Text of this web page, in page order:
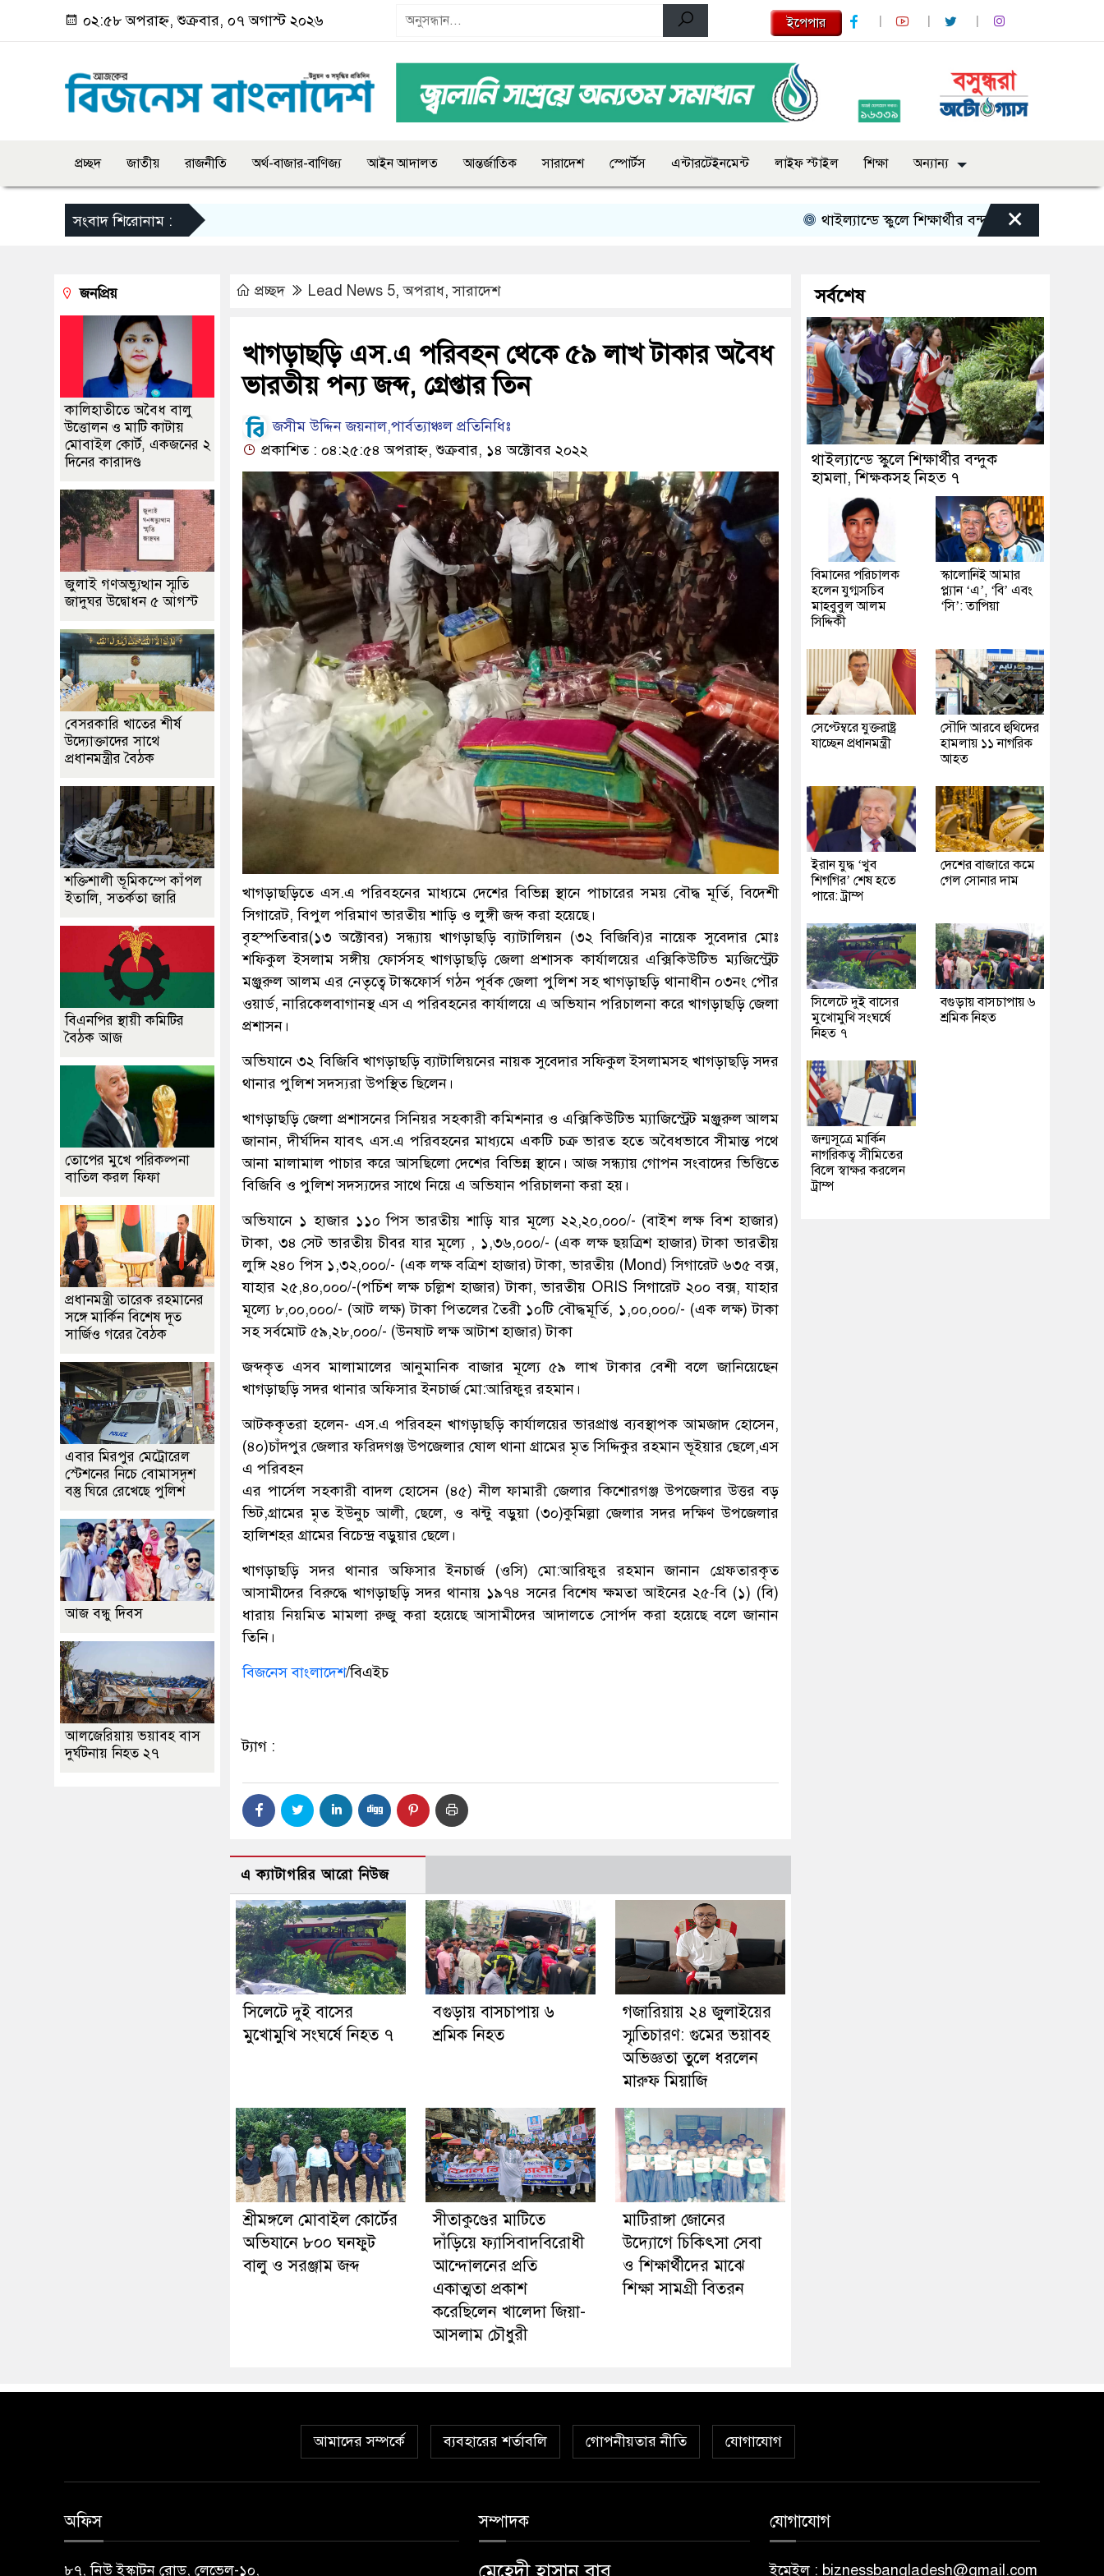
০২:৫৮ অপরাহ্ন, শুক্রবার, ০৭ অগাস্ট ২০২৬ ইপেপার
প্রচ্ছদ জাতীয় রাজনীতি অর্থ-বাজার-বাণিজ্য আইন আদালত আন্তর্জাতিক সারাদেশ স্পোর্টস এন্টারটেইনমেন্ট লাইফ স্টাইল শিক্ষা অন্যান্য
সংবাদ শিরোনাম : থাইল্যান্ডে স্কুলে শিক্ষার্থীর বন্দুক হামলা, শিক্ষকসহ নিহত ৭
×
প্রচ্ছদ Lead News 5,অপরাধ,সারাদেশ
খাগড়াছড়ি এস.এ পরিবহন থেকে ৫৯ লাখ টাকার অবৈধ
ভারতীয় পন্য জব্দ, গ্রেপ্তার তিন
জসীম উদ্দিন জয়নাল,পার্বত্যাঞ্চল প্রতিনিধিঃ
প্রকাশিত : ০৪:২৫:৫৪ অপরাহ্ন, শুক্রবার, ১৪ অক্টোবর ২০২২
খাগড়াছড়িতে এস.এ পরিবহনের মাধ্যমে দেশের বিভিন্ন স্থানে পাচারের সময় বৌদ্ধ মূর্তি, বিদেশী
সিগারেট, বিপুল পরিমাণ ভারতীয় শাড়ি ও লুঙ্গী জব্দ করা হয়েছে।
বৃহস্পতিবার(১৩ অক্টোবর) সন্ধ্যায় খাগড়াছড়ি ব্যাটালিয়ন (৩২ বিজিবি)র নায়েক সুবেদার মোঃ
শফিকুল ইসলাম সঙ্গীয় ফোর্সসহ খাগড়াছড়ি জেলা প্রশাসক কার্যালয়ের এক্সিকিউটিভ ম্যজিস্ট্রেট
মঞ্জুরুল আলম এর নেতৃত্বে টাস্কফোর্স গঠন পূর্বক জেলা পুলিশ সহ খাগড়াছড়ি থানাধীন ০৩নং পৌর
ওয়ার্ড, নারিকেলবাগানস্থ এস এ পরিবহনের কার্যালয়ে এ অভিযান পরিচালনা করে খাগড়াছড়ি জেলা
প্রশাসন।
অভিযানে ৩২ বিজিবি খাগড়াছড়ি ব্যাটালিয়নের নায়ক সুবেদার সফিকুল ইসলামসহ খাগড়াছড়ি সদর
থানার পুলিশ সদস্যরা উপস্থিত ছিলেন।
খাগড়াছড়ি জেলা প্রশাসনের সিনিয়র সহকারী কমিশনার ও এক্সিকিউটিভ ম্যাজিস্ট্রেট মঞ্জুরুল আলম
জানান, দীর্ঘদিন যাবৎ এস.এ পরিবহনের মাধ্যমে একটি চক্র ভারত হতে অবৈধভাবে সীমান্ত পথে
আনা মালামাল পাচার করে আসছিলো দেশের বিভিন্ন স্থানে। আজ সন্ধ্যায় গোপন সংবাদের ভিত্তিতে
বিজিবি ও পুলিশ সদস্যদের সাথে নিয়ে এ অভিযান পরিচালনা করা হয়।
অভিযানে ১ হাজার ১১০ পিস ভারতীয় শাড়ি যার মূল্যে ২২,২০,০০০/- (বাইশ লক্ষ বিশ হাজার)
টাকা, ৩৪ সেট ভারতীয় চীবর যার মূল্যে , ১,৩৬,০০০/- (এক লক্ষ ছয়ত্রিশ হাজার) টাকা ভারতীয়
লুঙ্গি ২৪০ পিস ১,৩২,০০০/- (এক লক্ষ বত্রিশ হাজার) টাকা, ভারতীয় (Mond) সিগারেট ৬৩৫ বক্স,
যাহার ২৫,৪০,০০০/-(পচিঁশ লক্ষ চল্লিশ হাজার) টাকা, ভারতীয় ORIS সিগারেট ২০০ বক্স, যাহার
মূল্যে ৮,০০,০০০/- (আট লক্ষ) টাকা পিতলের তৈরী ১০টি বৌদ্ধমূর্তি, ১,০০,০০০/- (এক লক্ষ) টাকা
সহ সর্বমোট ৫৯,২৮,০০০/- (উনষাট লক্ষ আটাশ হাজার) টাকা
জব্দকৃত এসব মালামালের আনুমানিক বাজার মূল্যে ৫৯ লাখ টাকার বেশী বলে জানিয়েছেন
খাগড়াছড়ি সদর থানার অফিসার ইনচার্জ মো:আরিফুর রহমান।
আটককৃতরা হলেন- এস.এ পরিবহন খাগড়াছড়ি কার্যালয়ের ভারপ্রাপ্ত ব্যবস্থাপক আমজাদ হোসেন,
(৪০)চাঁদপুর জেলার ফরিদগঞ্জ উপজেলার ষোল থানা গ্রামের মৃত সিদ্দিকুর রহমান ভূইয়ার ছেলে,এস
এ পরিবহন
এর পার্সেল সহকারী বাদল হোসেন (৪৫) নীল ফামারী জেলার কিশোরগঞ্জ উপজেলার উত্তর বড়
ভিট,গ্রামের মৃত ইউনুচ আলী, ছেলে, ও ঝন্টু বড়ুয়া (৩০)কুমিল্লা জেলার সদর দক্ষিণ উপজেলার
হালিশহর গ্রামের বিচেন্দ্র বড়ুয়ার ছেলে।
খাগড়াছড়ি সদর থানার অফিসার ইনচার্জ (ওসি) মো:আরিফুর রহমান জানান গ্রেফতারকৃত
আসামীদের বিরুদ্ধে খাগড়াছড়ি সদর থানায় ১৯৭৪ সনের বিশেষ ক্ষমতা আইনের ২৫-বি (১) (বি)
ধারায় নিয়মিত মামলা রুজু করা হয়েছে আসামীদের আদালতে সোর্পদ করা হয়েছে বলে জানান
তিনি।
বিজনেস বাংলাদেশ/বিএইচ
ট্যাগ :
এ ক্যাটাগরির আরো নিউজ
সিলেটে দুই বাসের
মুখোমুখি সংঘর্ষে নিহত ৭
বগুড়ায় বাসচাপায় ৬
শ্রমিক নিহত
গজারিয়ায় ২৪ জুলাইয়ের
স্মৃতিচারণ: গুমের ভয়াবহ
অভিজ্ঞতা তুলে ধরলেন
মারুফ মিয়াজি
শ্রীমঙ্গলে মোবাইল কোর্টের
অভিযানে ৮০০ ঘনফুট
বালু ও সরঞ্জাম জব্দ
সীতাকুণ্ডের মাটিতে
দাঁড়িয়ে ফ্যাসিবাদবিরোধী
আন্দোলনের প্রতি
একাত্মতা প্রকাশ
করেছিলেন খালেদা জিয়া-
আসলাম চৌধুরী
মাটিরাঙ্গা জোনের
উদ্যোগে চিকিৎসা সেবা
ও শিক্ষার্থীদের মাঝে
শিক্ষা সামগ্রী বিতরন
জনপ্রিয়
কালিহাতীতে অবৈধ বালু
উত্তোলন ও মাটি কাটায়
মোবাইল কোর্ট, একজনের ২
দিনের কারাদণ্ড
জুলাই গণঅভ্যুত্থান স্মৃতি
জাদুঘর উদ্বোধন ৫ আগস্ট
বেসরকারি খাতের শীর্ষ
উদ্যোক্তাদের সাথে
প্রধানমন্ত্রীর বৈঠক
শক্তিশালী ভূমিকম্পে কাঁপল
ইতালি, সতর্কতা জারি
বিএনপির স্থায়ী কমিটির
বৈঠক আজ
তোপের মুখে পরিকল্পনা
বাতিল করল ফিফা
প্রধানমন্ত্রী তারেক রহমানের
সঙ্গে মার্কিন বিশেষ দূত
সার্জিও গরের বৈঠক
এবার মিরপুর মেট্রোরেল
স্টেশনের নিচে বোমাসদৃশ
বস্তু ঘিরে রেখেছে পুলিশ
আজ বন্ধু দিবস
আলজেরিয়ায় ভয়াবহ বাস
দুর্ঘটনায় নিহত ২৭
সর্বশেষ
থাইল্যান্ডে স্কুলে শিক্ষার্থীর বন্দুক
হামলা, শিক্ষকসহ নিহত ৭
বিমানের পরিচালক
হলেন যুগ্মসচিব
মাহবুবুল আলম
সিদ্দিকী
স্কালোনিই আমার
প্ল্যান ‘এ’, ‘বি’ এবং
‘সি’: তাপিয়া
সেপ্টেম্বরে যুক্তরাষ্ট্র
যাচ্ছেন প্রধানমন্ত্রী
সৌদি আরবে হুথিদের
হামলায় ১১ নাগরিক
আহত
ইরান যুদ্ধ ‘খুব
শিগগির’ শেষ হতে
পারে: ট্রাম্প
দেশের বাজারে কমে
গেল সোনার দাম
সিলেটে দুই বাসের
মুখোমুখি সংঘর্ষে
নিহত ৭
বগুড়ায় বাসচাপায় ৬
শ্রমিক নিহত
জন্মসূত্রে মার্কিন
নাগরিকত্ব সীমিতের
বিলে স্বাক্ষর করলেন
ট্রাম্প
আমাদের সম্পর্কে ব্যবহারের শর্তাবলি গোপনীয়তার নীতি যোগাযোগ
অফিস
৮৭, নিউ ইস্কাটন রোড, লেভেল-১০,
সম্পাদক
মেহেদী হাসান বাবু
যোগাযোগ
ইমেইল : biznessbangladesh@gmail.com